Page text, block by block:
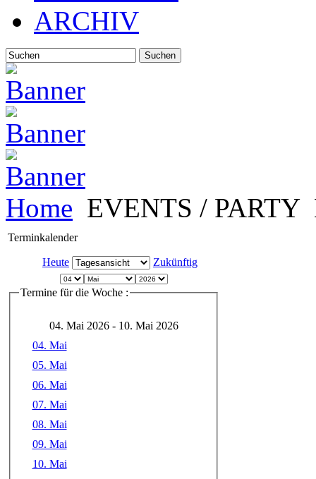
ARCHIV
Suchen
Home EVENTS / PARTY
Terminkalender
Heute Zukünftig
Termine für die Woche :
04. Mai 2026 - 10. Mai 2026
04. Mai
05. Mai
06. Mai
07. Mai
08. Mai
09. Mai
10. Mai